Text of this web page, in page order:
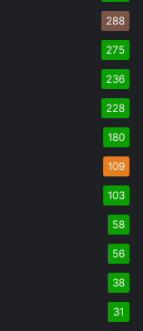
288
275
236
228
180
109
103
58
56
38
31